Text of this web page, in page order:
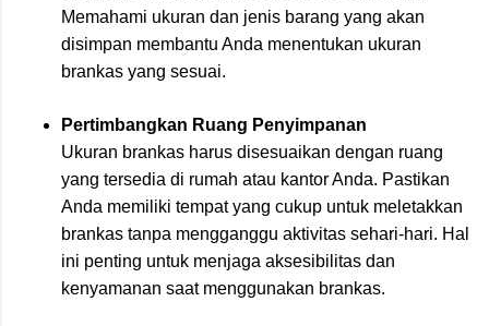
Memahami ukuran dan jenis barang yang akan
disimpan membantu Anda menentukan ukuran
brankas yang sesuai.
Pertimbangkan Ruang Penyimpanan
Ukuran brankas harus disesuaikan dengan ruang
yang tersedia di rumah atau kantor Anda. Pastikan
Anda memiliki tempat yang cukup untuk meletakkan
brankas tanpa mengganggu aktivitas sehari-hari. Hal
ini penting untuk menjaga aksesibilitas dan
kenyamanan saat menggunakan brankas.